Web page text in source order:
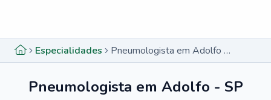
Especialidades Pneumologista em Adolfo - SP
Pneumologista em Adolfo - SP